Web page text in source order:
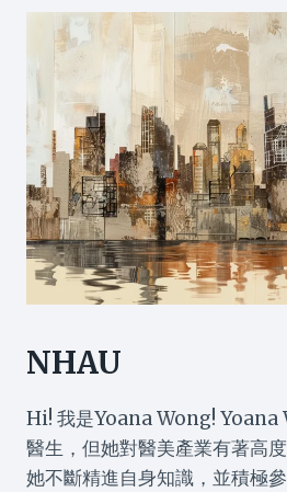
NHAU
Hi! 我是Yoana Wong! Yoana
醫生，但她對醫美產業有著高
她不斷精進自身知識，並積極